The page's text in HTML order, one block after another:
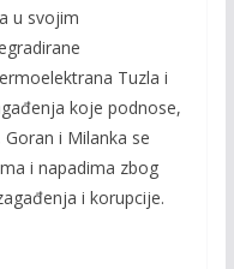
u svojim
Tuzla i
koje podnose,
i Milanka se
i napadima zbog
i korupcije.